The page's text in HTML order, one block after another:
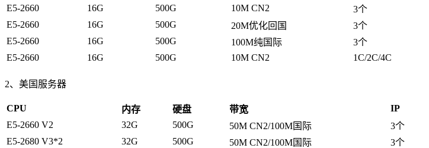
E5-2660
16G 500G 10M CN2 3个
E5-2660
16G 500G 20M优化回国 3个
E5-2660
16G 500G 100M纯国际 3个
E5-2660
16G 500G 10M CN2 1C/2C/4C
2、美国服务器
CPU 内存 硬盘 带宽 IP
E5-2660 V2
32G 500G 50M CN2/100M国际 3个
E5-2680 V3*2
32G 500G 50M CN2/100M国际 3个